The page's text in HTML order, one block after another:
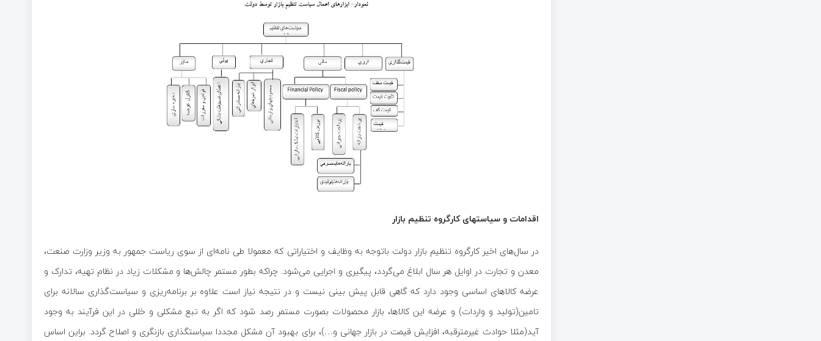
اقدامات و سیاستهای کارگروه تنظیم بازار
در سال‌های اخیر کارگروه تنظیم بازار دولت باتوجه به وظایف و اختیاراتی که معمولا طی نامه‌ای از سوی ریاست جمهور به وزیر وزارت صنعت،
معدن و تجارت در اوایل هر سال ابلاغ می‌گردد، پیگیری و اجرایی می‌شود. چراکه بطور مستمر چالش‌ها و مشکلات زیاد در نظام تهیه، تدارک و
عرضه کالاهای اساسی وجود دارد که گاهی قابل پیش بینی نیست و در نتیجه نیاز است علاوه بر برنامه‌ریزی و سیاست‌گذاری سالانه برای
تامین(تولید و واردات) و عرضه این کالاها، بازار محصولات بصورت مستمر رصد شود که اگر به تبع مشکلی و خللی در این فرآیند به وجود
آید(مثلا حوادث غیرمترقبه، افزایش قیمت در بازار جهانی و…)، برای بهبود آن مشکل مجددا سیاستگذاری بازنگری و اصلاح گردد. براین اساس